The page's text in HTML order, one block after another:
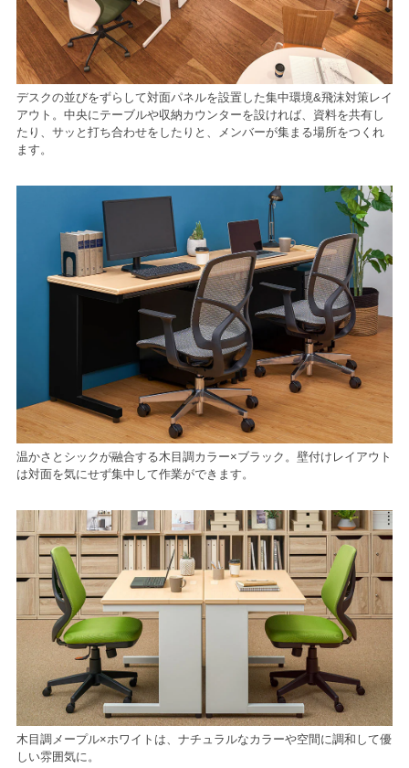
デスクの並びをずらして対面パネルを設置した集中環境&飛沫対策レイ
アウト。中央にテーブルや収納カウンターを設ければ、資料を共有し
たり、サッと打ち合わせをしたりと、メンバーが集まる場所をつくれ
ます。
温かさとシックが融合する木目調カラー×ブラック。壁付けレイアウト
は対面を気にせず集中して作業ができます。
木目調メープル×ホワイトは、ナチュラルなカラーや空間に調和して優
しい雰囲気に。